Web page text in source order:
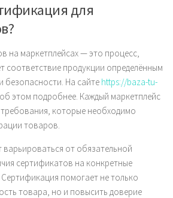
для
на маркетплейсах — это процесс,
соответствие продукции определённым
безопасности. На сайте https://baza-tu-
этом подробнее. Каждый маркетплейс
которые необходимо
товаров.
от обязательной
сертификатов на конкретные
помогает не только
товара, но и повысить доверие